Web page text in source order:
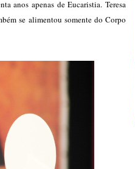
anos apenas de Eucaristia. Teresa
se alimentou somente do Corpo